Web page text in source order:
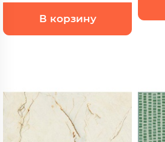
В корзину